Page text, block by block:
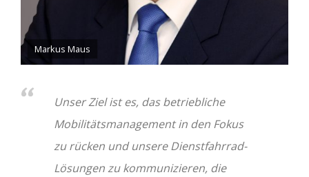
Markus Maus
Unser Ziel ist es, das betriebliche
Mobilitätsmanagement in den Fokus
zu rücken und unsere Dienstfahrrad-
Lösungen zu kommunizieren, die